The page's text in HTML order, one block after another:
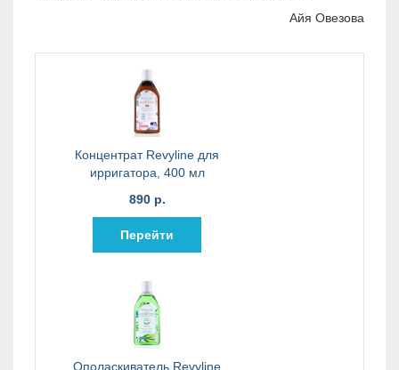
Айя Овезова
Концентрат Revyline для
ирригатора, 400 мл
890 р.
Перейти
Ополаскиватель Revyline